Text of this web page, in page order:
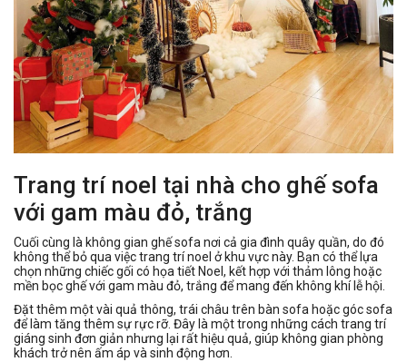
Trang trí noel tại nhà cho ghế sofa
với gam màu đỏ, trắng
Cuối cùng là không gian ghế sofa nơi cả gia đình quây quần, do đó
không thể bỏ qua việc trang trí noel ở khu vực này. Bạn có thể lựa
chọn những chiếc gối có họa tiết Noel, kết hợp với thảm lông hoặc
mền bọc ghế với gam màu đỏ, trắng để mang đến không khí lễ hội.
Đặt thêm một vài quả thông, trái châu trên bàn sofa hoặc góc sofa
để làm tăng thêm sự rực rỡ. Đây là một trong những cách trang trí
giáng sinh đơn giản nhưng lại rất hiệu quả, giúp không gian phòng
khách trở nên ấm áp và sinh động hơn.